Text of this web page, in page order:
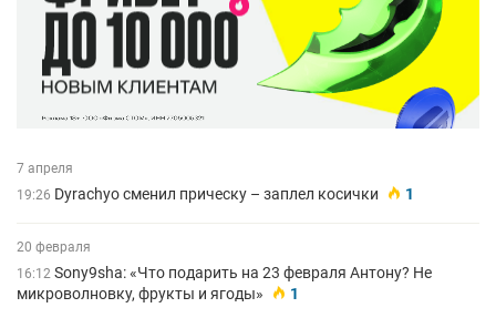
7 апреля
19:26 Dyrachyo сменил прическу – заплел косички 1
20 февраля
16:12 Sony9sha: «Что подарить на 23 февраля Антону? Не
микроволновку, фрукты и ягоды»
1